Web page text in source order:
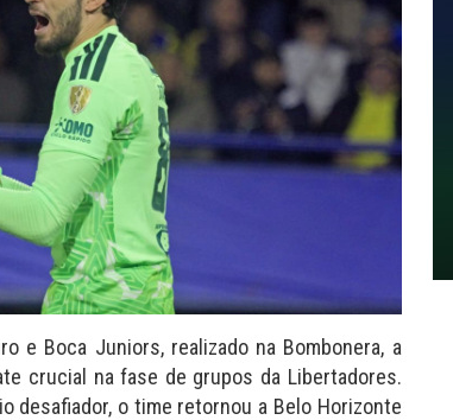
e Boca Juniors, realizado na Bombonera, a
crucial na fase de grupos da Libertadores.
desafiador, o time retornou a Belo Horizonte